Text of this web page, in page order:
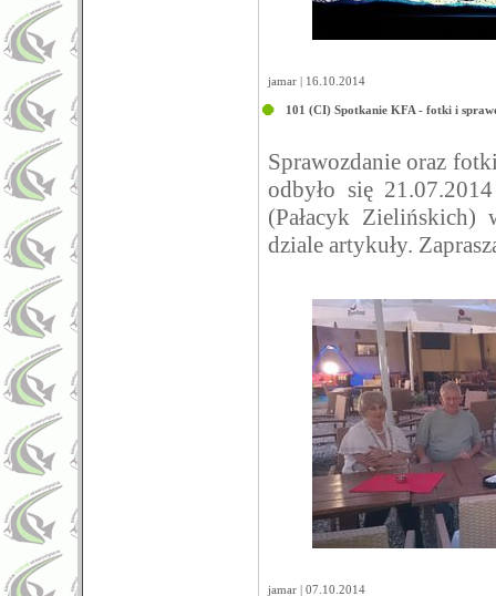
jamar | 16.10.2014
101 (CI) Spotkanie KFA - fotki i
Sprawozdanie oraz
odbyło się
(Pałacyk Zielińskich)
dziale artykuły.
jamar | 07.10.2014